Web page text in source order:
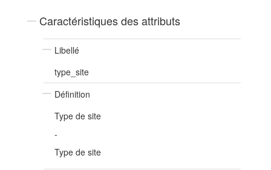
Caractéristiques des attributs
Libellé
type_site
Définition
Type de site
-
Type de site